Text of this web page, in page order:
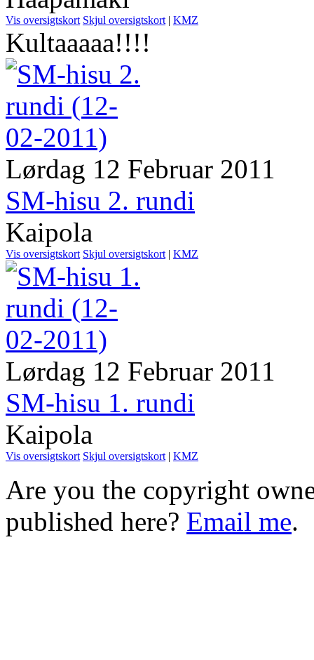
Vis oversigtskort Skjul oversigtskort | KMZ
Kultaaaaa!!!!
Lørdag 12 Februar 2011
SM-hisu 2. rundi
Kaipola
Vis oversigtskort Skjul oversigtskort | KMZ
Lørdag 12 Februar 2011
SM-hisu 1. rundi
Kaipola
Vis oversigtskort Skjul oversigtskort | KMZ
Are you the copyright
published here? Email me.